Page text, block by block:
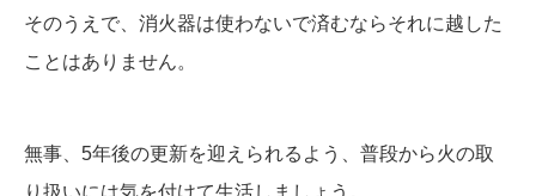
そのうえで、消火器は使わないで済むならそれに越した
ことはありません。
無事、5年後の更新を迎えられるよう、普段から火の取